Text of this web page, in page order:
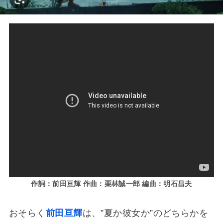
作詞：前田亘輝 作曲：栗林誠一郎 編曲：明石昌夫
おそらく 前田亘輝は、”夏か彼女か”のどちらかを